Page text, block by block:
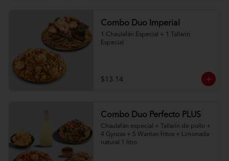
Combo Duo Imperial
1 Chaulafán Especial + 1 Tallarín
Especial
$13.14
Combo Duo Perfecto PLUS
Chaulafán especial + Tallarín de pollo +
4 Gyozas + 5 Wantan fritos + Limonada
natural 1 litro